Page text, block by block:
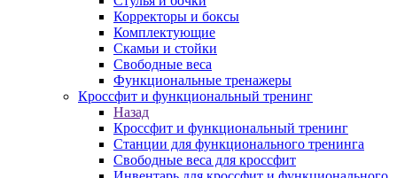
Корректоры и боксы
Комплектующие
Скамьи и стойки
Свободные веса
Функциональные тренажеры
Кроссфит и функциональный тренинг
Назад
Кроссфит и функциональный тренинг
Станции для функционального тренинга
Свободные веса для кроссфит